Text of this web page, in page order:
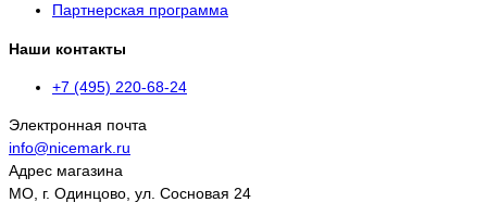
Партнерская программа
Наши контакты
+7 (495) 220-68-24
Электронная почта
info@nicemark.ru
Адрес магазина
МО, г. Одинцово, ул. Сосновая 24